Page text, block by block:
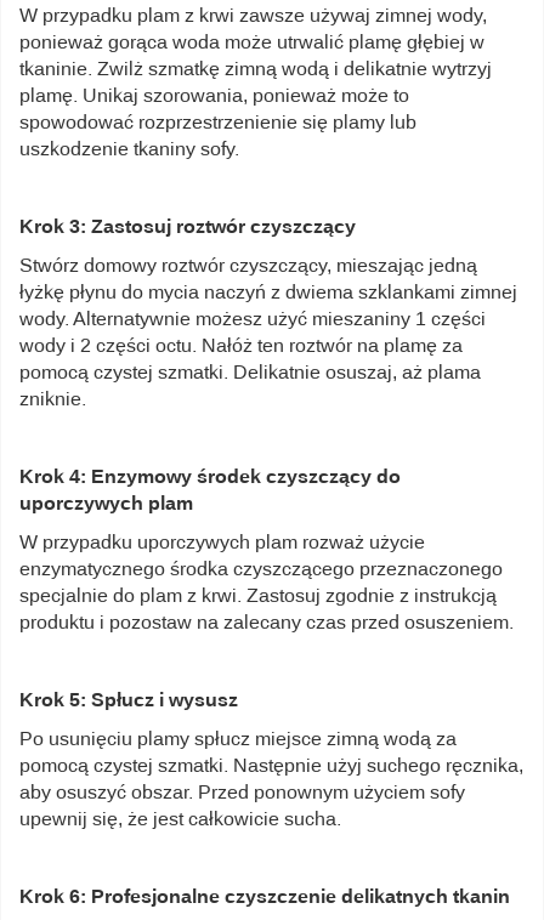
W przypadku plam z krwi zawsze używaj zimnej wody,
ponieważ gorąca woda może utrwalić plamę głębiej w
tkaninie. Zwilż szmatkę zimną wodą i delikatnie wytrzyj
plamę. Unikaj szorowania, ponieważ może to
spowodować rozprzestrzenienie się plamy lub
uszkodzenie tkaniny sofy.
Krok 3: Zastosuj roztwór czyszczący
Stwórz domowy roztwór czyszczący, mieszając jedną
łyżkę płynu do mycia naczyń z dwiema szklankami zimnej
wody. Alternatywnie możesz użyć mieszaniny 1 części
wody i 2 części octu. Nałóż ten roztwór na plamę za
pomocą czystej szmatki. Delikatnie osuszaj, aż plama
zniknie.
Krok 4: Enzymowy środek czyszczący do
uporczywych plam
W przypadku uporczywych plam rozważ użycie
enzymatycznego środka czyszczącego przeznaczonego
specjalnie do plam z krwi. Zastosuj zgodnie z instrukcją
produktu i pozostaw na zalecany czas przed osuszeniem.
Krok 5: Spłucz i wysusz
Po usunięciu plamy spłucz miejsce zimną wodą za
pomocą czystej szmatki. Następnie użyj suchego ręcznika,
aby osuszyć obszar. Przed ponownym użyciem sofy
upewnij się, że jest całkowicie sucha.
Krok 6: Profesjonalne czyszczenie delikatnych tkanin